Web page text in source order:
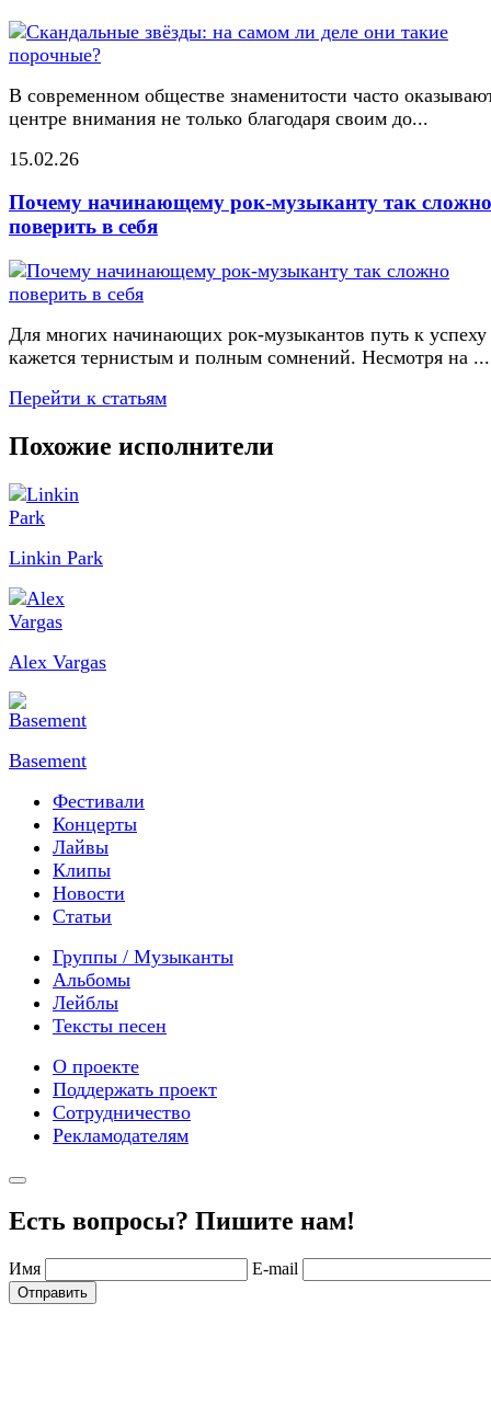
В современном обществе знаменитости часто
центре внимания не только благодаря своим до...
15.02.26
Почему начинающему рок-музыканту так сложно
поверить в себя
Для многих начинающих рок-музыкантов путь к успеху
кажется тернистым и полным сомнений. Несмотря на ...
Перейти к статьям
Похожие исполнители
Linkin Park
Alex Vargas
Basement
Фестивали
Концерты
Лайвы
Клипы
Новости
Статьи
Группы / Музыканты
Альбомы
Лейблы
Тексты песен
О проекте
Поддержать проект
Сотрудничество
Рекламодателям
Есть вопросы? Пишите нам!
Имя E-mail